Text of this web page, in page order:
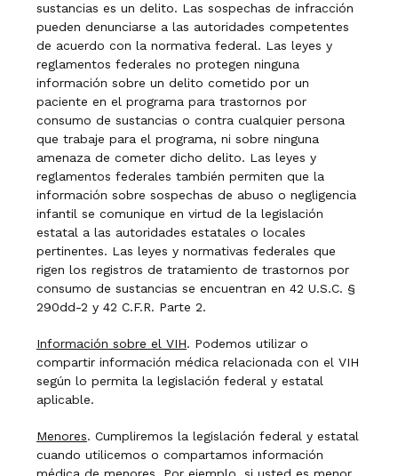
sustancias es un delito. Las sospechas de infracción
pueden denunciarse a las autoridades competentes
de acuerdo con la normativa federal. Las leyes y
reglamentos federales no protegen ninguna
información sobre un delito cometido por un
paciente en el programa para trastornos por
consumo de sustancias o contra cualquier persona
que trabaje para el programa, ni sobre ninguna
amenaza de cometer dicho delito. Las leyes y
reglamentos federales también permiten que la
información sobre sospechas de abuso o negligencia
infantil se comunique en virtud de la legislación
estatal a las autoridades estatales o locales
pertinentes. Las leyes y normativas federales que
rigen los registros de tratamiento de trastornos por
consumo de sustancias se encuentran en 42 U.S.C. §
290dd-2 y 42 C.F.R. Parte 2.
Información sobre el VIH. Podemos utilizar o
compartir información médica relacionada con el VIH
según lo permita la legislación federal y estatal
aplicable.
Menores. Cumpliremos la legislación federal y estatal
cuando utilicemos o compartamos información